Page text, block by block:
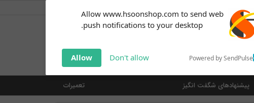
Allow www.hsoonshop.com to send web
push notifications to your desktop.
Powered by SendPulse
Don't allow
Allow
notifications!
Click the bell icon to enable
پیشنهادهای شگفت انگیز تعمیرات